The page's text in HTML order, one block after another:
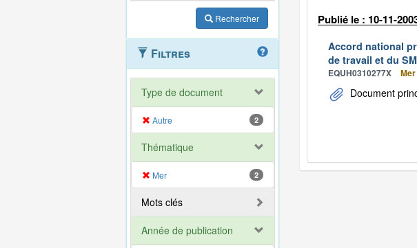
Rechercher
Filtres
Type de document
Autre 2
Thématique
Mer 2
Mots clés
Année de publication
Publié le : 10-11-
Accord national
de travail et du
EQUH0310277X Mer
Document